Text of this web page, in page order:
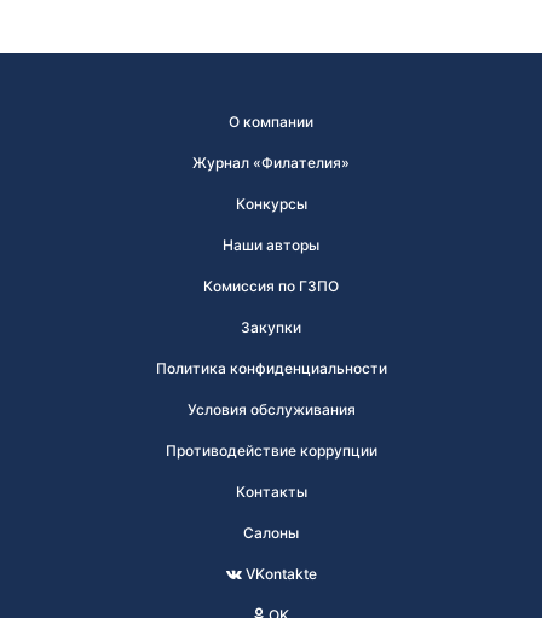
О компании
Журнал «Филателия»
Конкурсы
Наши авторы
Комиссия по ГЗПО
Закупки
Политика конфиденциальности
Условия обслуживания
Противодействие коррупции
Контакты
Салоны
VKontakte